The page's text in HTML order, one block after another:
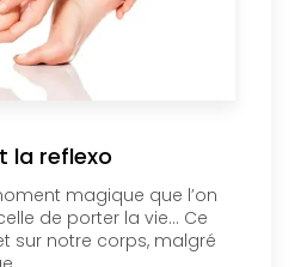
la reflexo
magique que l’on
de porter la vie… Ce
sur notre corps, malgré